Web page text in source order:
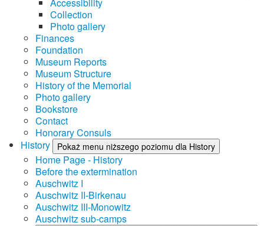
Collection
Photo gallery
Finances
Foundation
Museum Reports
Museum Structure
History of the Memorial
Photo gallery
Bookstore
Contact
Honorary Consuls
History
Pokaż menu niższego poziomu dla History
Home Page - History
Before the extermination
Auschwitz I
Auschwitz II-Birkenau
Auschwitz III-Monowitz
Auschwitz sub-camps